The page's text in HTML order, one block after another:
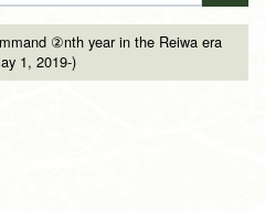
②nth year in the Reiwa era
1, 2019-)